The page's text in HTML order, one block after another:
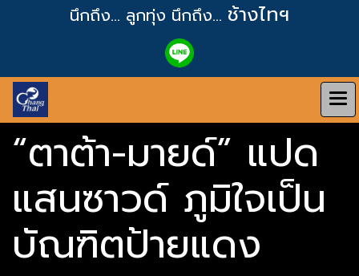
นึกถึง... ลูกทุ่ง นึกถึง... ช้างไทฯ
“ตาต้า-มายด์” แปด
แสนซาวด์ ภูมิใจเป็น
บัณฑิตป้ายแดง